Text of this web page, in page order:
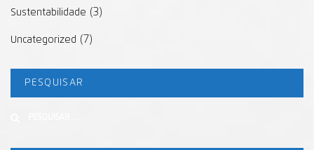
Sustentabilidade (3)
Uncategorized (7)
PESQUISAR